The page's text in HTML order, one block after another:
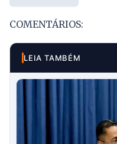
COMENTÁRIOS:
LEIA TAMBÉM